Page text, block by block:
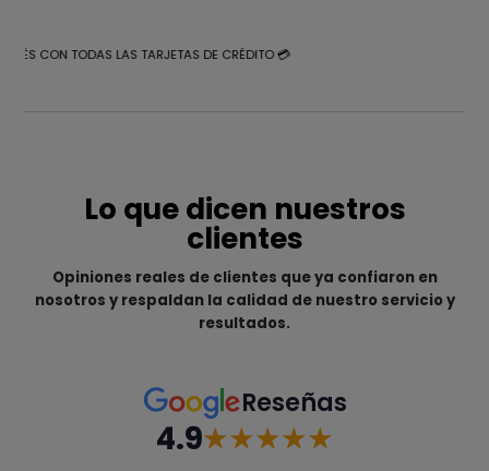
CON TODAS LAS TARJETAS DE CRÉDITO 💳
Lo que dicen nuestros
clientes
Opiniones reales de clientes que ya confiaron en
nosotros y respaldan la calidad de nuestro servicio y
resultados.
Reseñas
4.9★★★★★